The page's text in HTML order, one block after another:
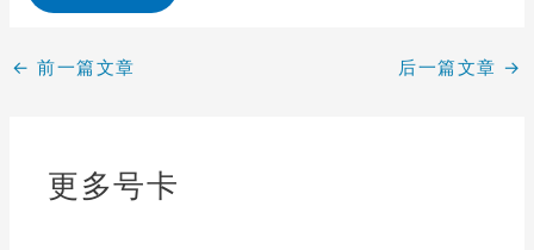
← 前一篇文章 后一篇文章 →
更多号卡